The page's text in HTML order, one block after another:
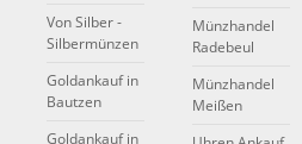
Von Silber -
Silbermünzen
Goldankauf in
Bautzen
Goldankauf in
Münzhandel
Radebeul
Münzhandel
Meißen